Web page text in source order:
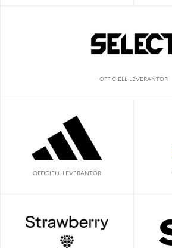
OFFICIELL LEVERANTÖR
OFFICIELL LEVERANTÖR